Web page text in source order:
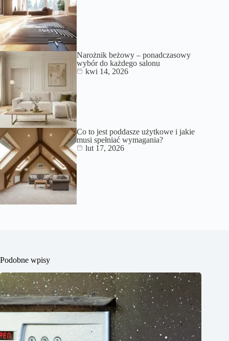
Narożnik beżowy – ponadczasowy
wybór do każdego salonu
kwi 14, 2026
Co to jest poddasze użytkowe i jakie
musi spełniać wymagania?
lut 17, 2026
Podobne wpisy